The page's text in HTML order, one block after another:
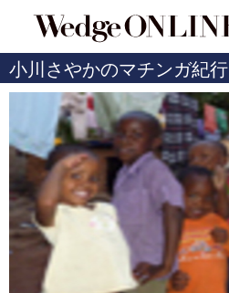
小川さやかのマチンガ紀行